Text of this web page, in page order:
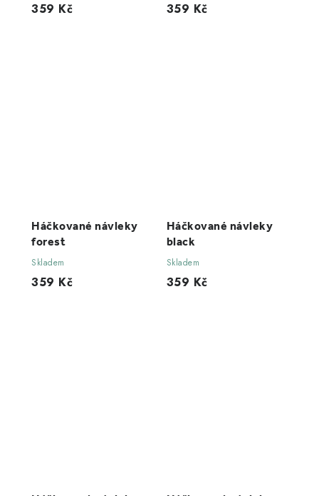
359 Kč 359 Kč
Háčkované návleky
forest
Skladem
359 Kč
Háčkované návleky
black
Skladem
359 Kč